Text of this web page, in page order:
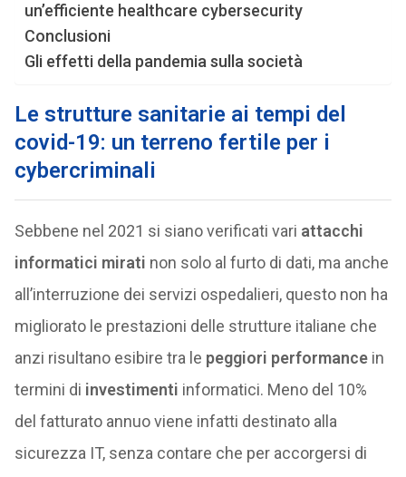
un’efficiente healthcare cybersecurity
Conclusioni
Gli effetti della pandemia sulla società
Le strutture sanitarie ai tempi del
covid-19: un terreno fertile per i
cybercriminali
Sebbene nel 2021 si siano verificati vari attacchi
informatici mirati non solo al furto di dati, ma anche
all’interruzione dei servizi ospedalieri, questo non ha
migliorato le prestazioni delle strutture italiane che
anzi risultano esibire tra le peggiori performancein
termini di investimenti informatici. Meno del 10%
del fatturato annuo viene infatti destinato alla
sicurezza IT, senza contare che per accorgersi di